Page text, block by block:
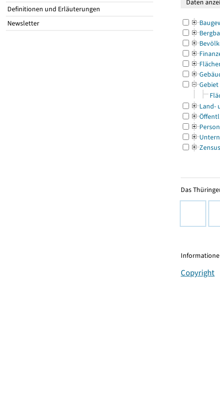
Definitionen und Erläuterungen
Newsletter
Gebiet
Land-
Zensus
Das
Copyright